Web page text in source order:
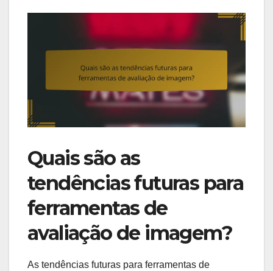
Quais são as
tendências futuras para
ferramentas de
avaliação de imagem?
As tendências futuras para ferramentas de